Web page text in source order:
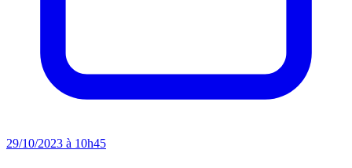
29/10/2023 à 10h45